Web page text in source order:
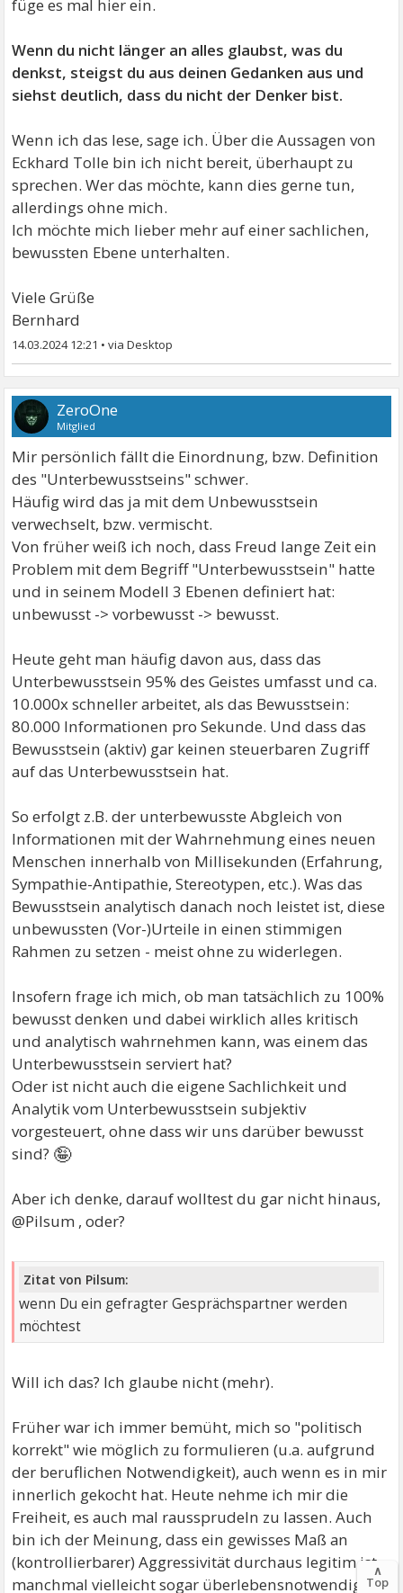
füge es mal hier ein.
Wenn du nicht länger an alles glaubst, was du
denkst, steigst du aus deinen Gedanken aus und
siehst deutlich, dass du nicht der Denker bist.
Wenn ich das lese, sage ich. Über die Aussagen von
Eckhard Tolle bin ich nicht bereit, überhaupt zu
sprechen. Wer das möchte, kann dies gerne tun,
allerdings ohne mich.
Ich möchte mich lieber mehr auf einer sachlichen,
bewussten Ebene unterhalten.
Viele Grüße
Bernhard
14.03.2024 12:21 •
ZeroOne
Mitglied
Mir persönlich fällt die Einordnung, bzw. Definition
des "Unterbewusstseins" schwer.
Häufig wird das ja mit dem Unbewusstsein
verwechselt, bzw. vermischt.
Von früher weiß ich noch, dass Freud lange Zeit ein
Problem mit dem Begriff "Unterbewusstsein" hatte
und in seinem Modell 3 Ebenen definiert hat:
unbewusst -> vorbewusst -> bewusst.
Heute geht man häufig davon aus, dass das
Unterbewusstsein 95% des Geistes umfasst und ca.
10.000x schneller arbeitet, als das Bewusstsein:
80.000 Informationen pro Sekunde. Und dass das
Bewusstsein (aktiv) gar keinen steuerbaren Zugriff
auf das Unterbewusstsein hat.
So erfolgt z.B. der unterbewusste Abgleich von
Informationen mit der Wahrnehmung eines neuen
Menschen innerhalb von Millisekunden (Erfahrung,
Sympathie-Antipathie, Stereotypen, etc.). Was das
Bewusstsein analytisch danach noch leistet ist, diese
unbewussten (Vor-)Urteile in einen stimmigen
Rahmen zu setzen - meist ohne zu widerlegen.
Insofern frage ich mich, ob man tatsächlich zu 100%
bewusst denken und dabei wirklich alles kritisch
und analytisch wahrnehmen kann, was einem das
Unterbewusstsein serviert hat?
Oder ist nicht auch die eigene Sachlichkeit und
Analytik vom Unterbewusstsein subjektiv
vorgesteuert, ohne dass wir uns darüber bewusst
sind? 🤪
Aber ich denke, darauf wolltest du gar nicht hinaus,
@Pilsum , oder?
Zitat von Pilsum:
wenn Du ein gefragter Gesprächspartner werden
möchtest
Will ich das? Ich glaube nicht (mehr).
Früher war ich immer bemüht, mich so "politisch
korrekt" wie möglich zu formulieren (u.a. aufgrund
der beruflichen Notwendigkeit), auch wenn es in mir
innerlich gekocht hat. Heute nehme ich mir die
Freiheit, es auch mal raussprudeln zu lassen. Auch
bin ich der Meinung, dass ein gewisses Maß an
(kontrollierbarer) Aggressivität durchaus legitim ist -
manchmal vielleicht sogar überlebensnotwendig.
∧
Top